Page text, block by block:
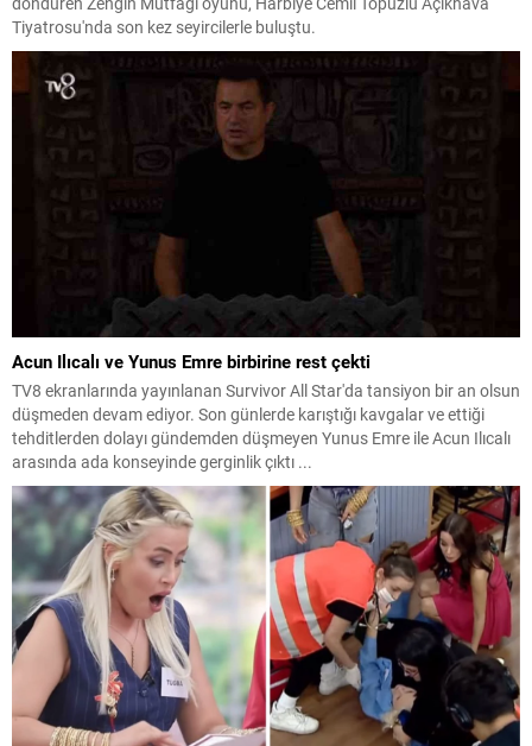
Tiyatrosu'nda son kez seyircilerle buluştu.
Acun Ilıcalı ve Yunus Emre birbirine rest çekti
TV8 ekranlarında yayınlanan Survivor All Star'da tansiyon bir an olsun
düşmeden devam ediyor. Son günlerde karıştığı kavgalar ve ettiği
tehditlerden dolayı gündemden düşmeyen Yunus Emre ile Acun Ilıcalı
arasında ada konseyinde gerginlik çıktı ...